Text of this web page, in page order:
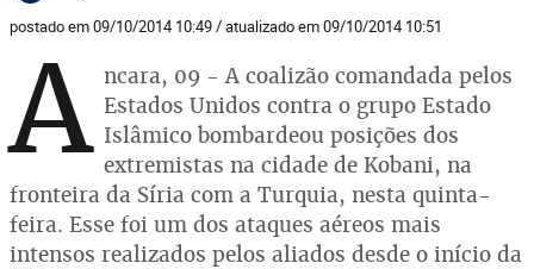
postado em 09/10/2014 10:49 / atualizado em 09/10/2014 10:51
A ncara, 09 - A coalizão comandada pelos
Estados Unidos contra o grupo Estado
Islâmico bombardeou posições dos
extremistas na cidade de Kobani, na
fronteira da Síria com a Turquia, nesta quinta-
feira. Esse foi um dos ataques aéreos mais
intensos realizados pelos aliados desde o início da